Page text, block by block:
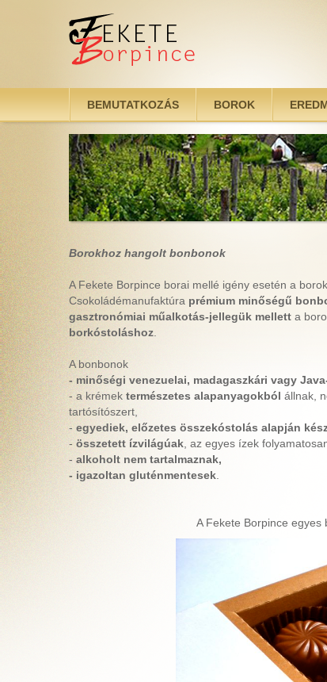
BEMUTATKOZÁS BOROK
Borokhoz hangolt bonbonok
A Fekete Borpince borai mellé igény esetén a
Csokoládémanufaktúra prémium minőségű
gasztronómiai műalkotás-jellegük mellett a
borkóstoláshoz
A bonbonok
- minőségi venezuelai, madagaszkári vagy
- a krémek természetes alapanyagokból állnak,
tartósítószert,
- egyediek, előzetes összekóstolás alapján
- összetett ízvilágúak , az egyes ízek
- alkoholt nem tartalmaznak,
- igazoltan gluténmentesek
A Fekete Borpince